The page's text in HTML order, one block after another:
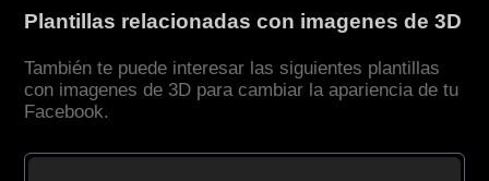
Plantillas relacionadas con imagenes de 3D
También te puede interesar las siguientes plantillas
con imagenes de 3D para cambiar la apariencia de tu
Facebook.